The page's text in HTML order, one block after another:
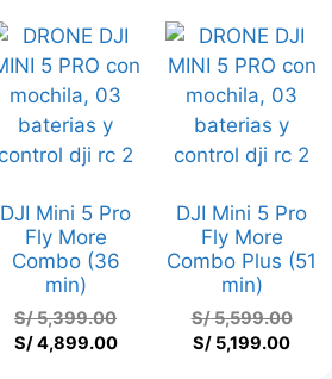
DJI Mini 5 Pro
Fly More
Combo (36
min)
S/5,399.00
S/4,899.00
DJI Mini 5 Pro
Fly More
Combo Plus (51
min)
S/5,599.00
S/ 5,199.00